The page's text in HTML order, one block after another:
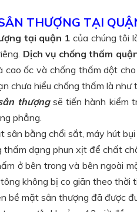
THƯỢNG TẠI
tại quận 1của chúng tôi
Dịch vụ chống thấm
cao ốc và chống thấm dột
chưa hiểu chống thấm là như
thượngsẽ tiến hành kiểm
phẳng.
sân bằng chổi sắt, máy hút bụi
thấm dạng phun xịt để chất
ở bên trong và bên ngoài
không bị co giãn theo thời
bề mặt sân thượng đã được